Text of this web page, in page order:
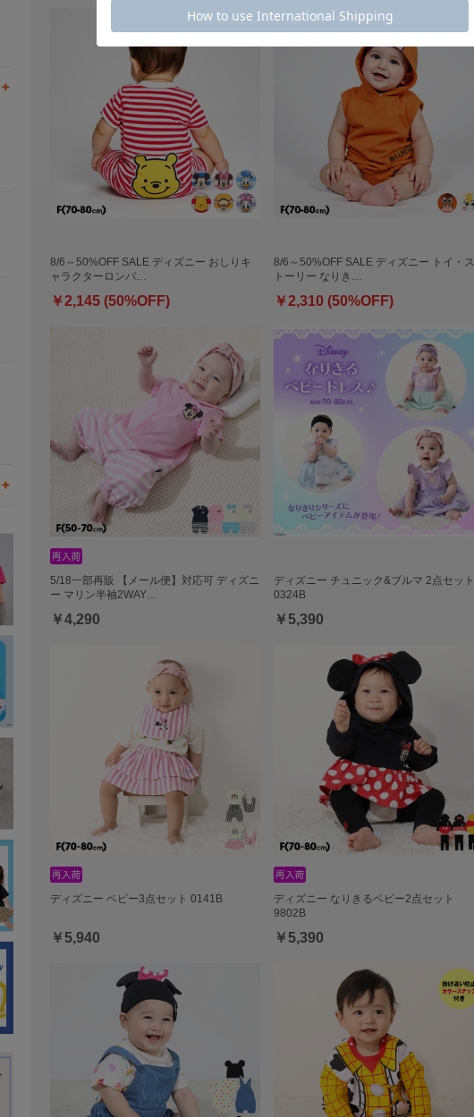
8/6～50%OFF SALE ディズニー おしりキ
ャラクターロンパ…
￥2,145 (50%OFF)
8/6～50%OFF SALE ディズニー トイ・ス
トーリー なりき…
￥2,310 (50%OFF)
5/18一部再販 【メール便】対応可 ディズニ
ー マリン半袖2WAY…
￥4,290
ディズニー チュニック&ブルマ 2点セット
0324B
￥5,390
ディズニー ベビー3点セット 0141B
￥5,940
ディズニー なりきるベビー2点セット
9802B
￥5,390